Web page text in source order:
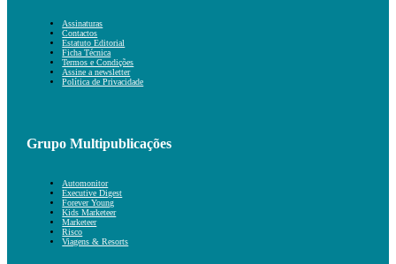
Assinaturas
Contactos
Estatuto Editorial
Ficha Técnica
Termos e Condições
Assine a newsletter
Política de Privacidade
Grupo Multipublicações
Automonitor
Executive Digest
Forever Young
Kids Marketeer
Marketeer
Risco
Viagens & Resorts